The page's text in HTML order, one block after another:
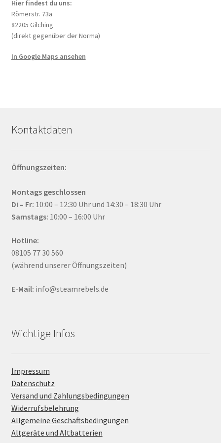
Hier findest du uns:
Römerstr. 73a
82205 Gilching
(direkt gegenüber der Norma)
In Google Maps ansehen
Kontaktdaten
Öffnungszeiten:
Montags geschlossen
Di – Fr: 10:00 – 12:30 Uhr und 14:30 – 18:30 Uhr
Samstags: 10:00 – 16:00 Uhr
Hotline:
08105 77 30 560
(während unserer Öffnungszeiten)
E-Mail: info@steamrebels.de
Wichtige Infos
Impressum
Datenschutz
Versand und Zahlungsbedingungen
Widerrufsbelehrung
Allgemeine Geschäftsbedingungen
Altgeräte und Altbatterien